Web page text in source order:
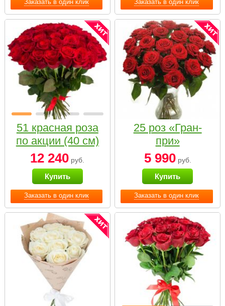
Заказать в один клик Заказать в один клик
Заказать в один клик
51 красная роза
по акции (40 см)
12 240 руб.
Купить
Заказать в один клик
25 роз «Гран-
при»
5 990руб.
Купить